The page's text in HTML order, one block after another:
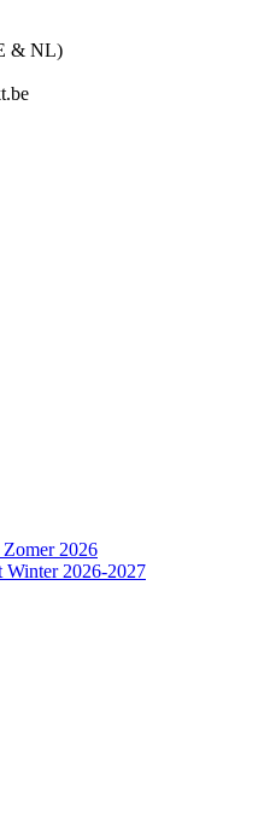
& NL)
2026
Winter 2026-2027